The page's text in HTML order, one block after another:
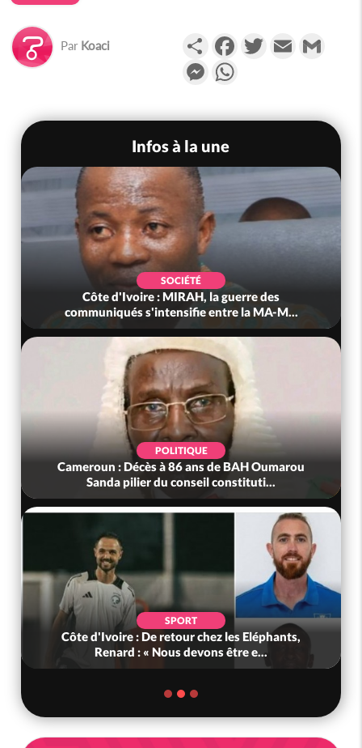
Par Koaci PartagerFacebookTwitterEmail
Messenger
Infos à la une
POLITIQUE
Côte d'Ivoire : Après le pari réussi du 66e
anniversaire, Adama Bictogo : «...
POLITIQUE
Bénin : L'ancien président Patrice Talon élu à la
tête du Sénat
POLITIQUE
Ghana : Kenneth Adjei nommé ministre de la
Défense, Zanetor A-Rawlings à l...